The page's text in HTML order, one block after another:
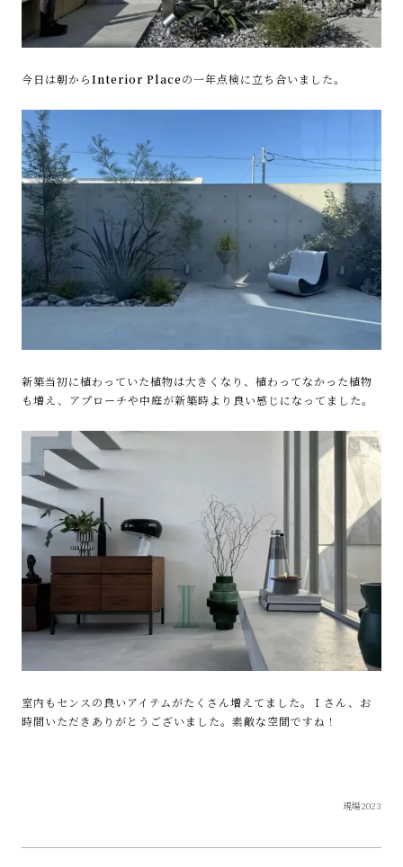
今日は朝からInterior Placeの一年点検に立ち合いました。
新築当初に植わっていた植物は大きくなり、植わってなかった植物
も増え、アプローチや中庭が新築時より良い感じになってました。
室内もセンスの良いアイテムがたくさん増えてました。Ｉさん、お
時間いただきありがとうございました。素敵な空間ですね！
現場2023